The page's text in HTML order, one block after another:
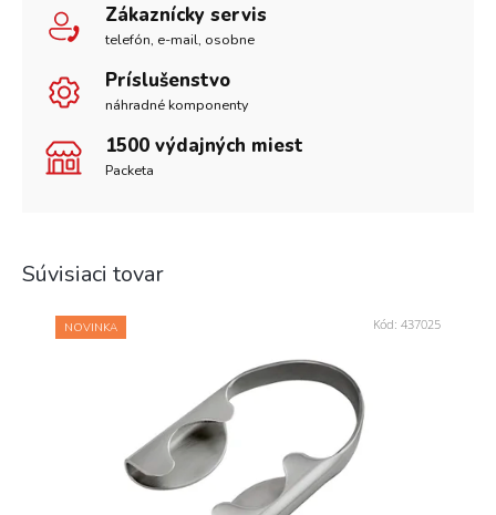
Zákaznícky servis
telefón, e-mail, osobne
Príslušenstvo
náhradné komponenty
1500 výdajných miest
Packeta
Súvisiaci tovar
NOVINKA Kód: 437025